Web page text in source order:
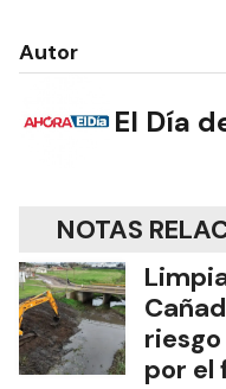
Autor
El Día
NOTAS
por el